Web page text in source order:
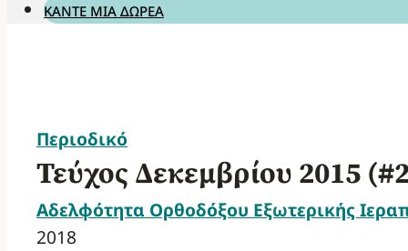
ΚΆΝΤΕ ΜΊΑ ΔΩΡΕΆ
Περιοδικό
Τεύχος Δεκεμβρίου 2015
Αδελφότητα Ορθοδόξου Εξωτερικής
2018